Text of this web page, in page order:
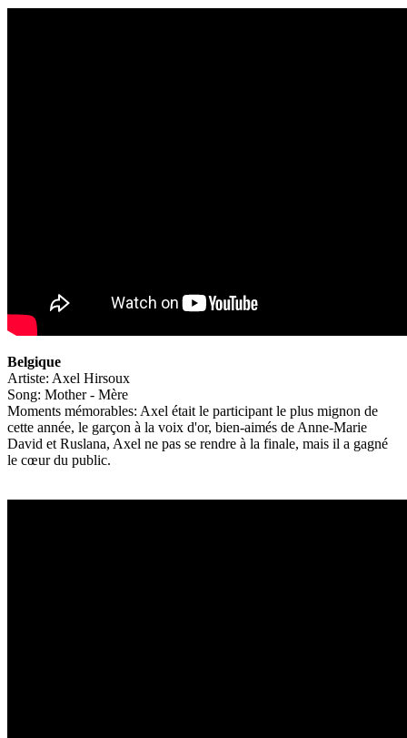
Belgique
Artiste: Axel Hirsoux
Song: Mother - Mère
Moments mémorables: Axel était le participant le plus mignon de
cette année, le garçon à la voix d'or, bien-aimés de Anne-Marie
David et Ruslana, Axel ne pas se rendre à la finale, mais il a gagné
le cœur du public.